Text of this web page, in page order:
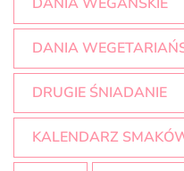
DANIA
DRUGIE ŚNIADANIE
KALENDARZ